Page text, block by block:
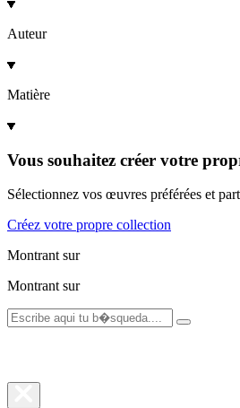
Auteur
Matière
Vous souhaitez créer votre
Sélectionnez vos œuvres préférées et
Créez votre propre collection
Montrantsur
Montrantsur